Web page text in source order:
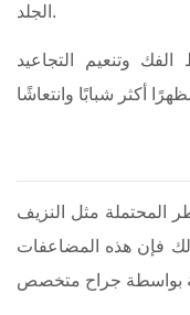
الجلد.
وتنعيم التجاعيد
المحتملة مثل النزيف
فإن هذه المضاعفات